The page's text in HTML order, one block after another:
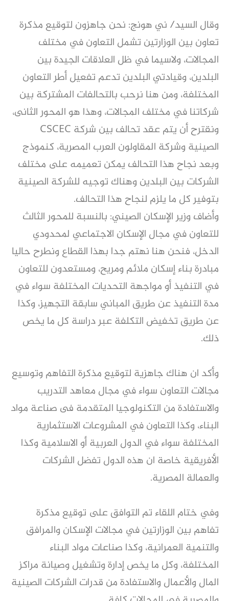
وقال السيد/ ني هونج: نحن جاهزون لتوقيع مذكرة
تعاون بين الوزارتين تشمل التعاون في مختلف
المجالات، ولاسيما في ظل العلاقات الجيدة بين
البلدين، وقيادتي البلدين تدعم تفعيل أطر التعاون
المختلفة، ومن هنا نرحب بالتحالفات المشتركة بين
شركاتنا في مختلف المجالات، وهذا هو المحور الثانى،
ونقترح أن يتم عقد تحالف بين شركة CSCEC
الصينية وشركة المقاولون العرب المصرية، كنموذج
وبعد نجاح هذا التحالف يمكن تعميمه على مختلف
الشركات بين البلدين وهناك توجيه للشركة الصينية
بتوفير كل ما يلزم لنجاح هذا التحالف.
وأضاف وزير الإسكان الصيني: بالنسبة للمحور الثالث
للتعاون في مجال الإسكان الاجتماعي لمحدودي
الدخل، فنحن هنا نهتم جدا بهذا القطاع ونطرح حاليا
مبادرة بناء إسكان ملائم ومريح، ومستعدون للتعاون
في التنفيذ أو مواجهة التحديات المختلفة سواء في
مدة التنفيذ عن طريق المباني سابقة التجهيز، وكذا
عن طريق تخفيض التكلفة عبر دراسة كل ما يخص
ذلك.
وأكد ان هناك جاهزية لتوقيع مذكرة التفاهم وتوسيع
مجالات التعاون سواء في مجال معاهد التدريب
والاستفادة من التكنولوجيا المتقدمة فى صناعة مواد
البناء، وكذا التعاون في المشروعات الاستثمارية
المختلفة سواء في الدول العربية أو الاسلامية وكذا
الأفريقية خاصة ان هذه الدول تفضل الشركات
والعمالة المصرية.
وفي ختام اللقاء تم التوافق على توقيع مذكرة
تفاهم بين الوزارتين في مجالات الإسكان والمرافق
والتنمية العمرانية، وكذا صناعات مواد البناء
المختلفة، وكل ما يخص إدارة وتشغيل وصيانة مراكز
المال والأعمال والاستفادة من قدرات الشركات الصينية